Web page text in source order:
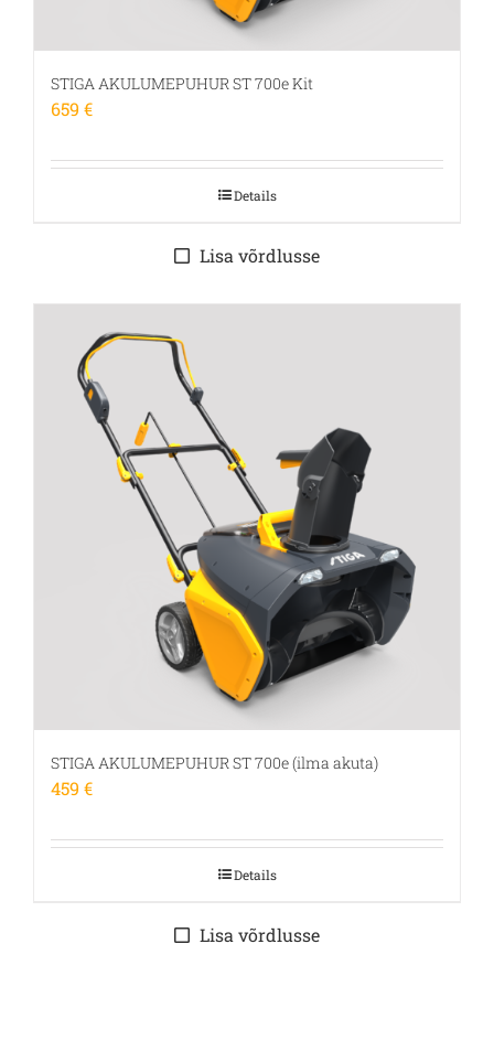
STIGA AKULUMEPUHUR ST 700e Kit
659 €
Details
Lisa võrdlusse
STIGA AKULUMEPUHUR ST 700e (ilma akuta)
459 €
Details
Lisa võrdlusse